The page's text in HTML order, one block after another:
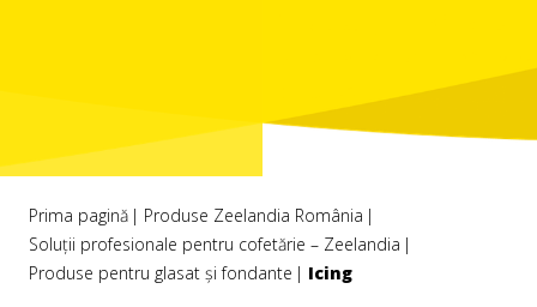
Prima pagină
Produse Zeelandia România
Soluții profesionale pentru cofetărie – Zeelandia
Produse pentru glasat și fondante
Icing